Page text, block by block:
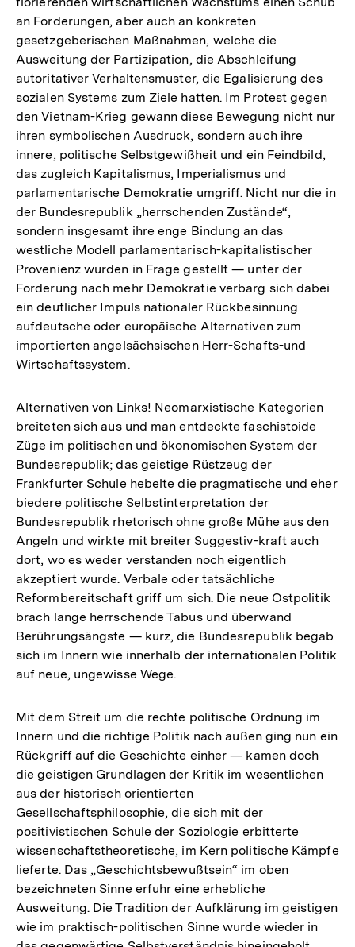
an Forderungen, aber auch an konkreten
gesetzgeberischen Maßnahmen, welche die
Ausweitung der Partizipation, die Abschleifung
autoritativer Verhaltensmuster, die Egalisierung des
sozialen Systems zum Ziele hatten. Im Protest gegen
den Vietnam-Krieg gewann diese Bewegung nicht nur
ihren symbolischen Ausdruck, sondern auch ihre
innere, politische Selbstgewißheit und ein Feindbild,
das zugleich Kapitalismus, Imperialismus und
parlamentarische Demokratie umgriff. Nicht nur die in
der Bundesrepublik „herrschenden Zustände“,
sondern insgesamt ihre enge Bindung an das
westliche Modell parlamentarisch-kapitalistischer
Provenienz wurden in Frage gestellt — unter der
Forderung nach mehr Demokratie verbarg sich dabei
ein deutlicher Impuls nationaler Rückbesinnung
aufdeutsche oder europäische Alternativen zum
importierten angelsächsischen Herr-Schafts-und
Wirtschaftssystem.
Alternativen von Links! Neomarxistische Kategorien
breiteten sich aus und man entdeckte faschistoide
Züge im politischen und ökonomischen System der
Bundesrepublik; das geistige Rüstzeug der
Frankfurter Schule hebelte die pragmatische und eher
biedere politische Selbstinterpretation der
Bundesrepublik rhetorisch ohne große Mühe aus den
Angeln und wirkte mit breiter Suggestiv-kraft auch
dort, wo es weder verstanden noch eigentlich
akzeptiert wurde. Verbale oder tatsächliche
Reformbereitschaft griff um sich. Die neue Ostpolitik
brach lange herrschende Tabus und überwand
Berührungsängste — kurz, die Bundesrepublik begab
sich im Innern wie innerhalb der internationalen Politik
auf neue, ungewisse Wege.
Mit dem Streit um die rechte politische Ordnung im
Innern und die richtige Politik nach außen ging nun ein
Rückgriff auf die Geschichte einher — kamen doch
die geistigen Grundlagen der Kritik im wesentlichen
aus der historisch orientierten
Gesellschaftsphilosophie, die sich mit der
positivistischen Schule der Soziologie erbitterte
wissenschaftstheoretische, im Kern politische Kämpfe
lieferte. Das „Geschichtsbewußtsein“ im oben
bezeichneten Sinne erfuhr eine erhebliche
Ausweitung. Die Tradition der Aufklärung im geistigen
wie im praktisch-politischen Sinne wurde wieder in